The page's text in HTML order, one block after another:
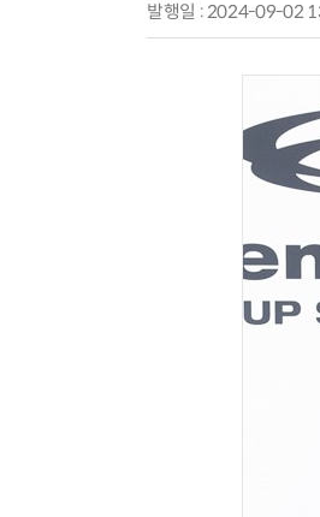
발행일 : 2024-09-02